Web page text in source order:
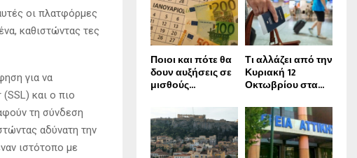
οι πλατφόρμες
καθιστώντας τες
για να
και ο πιο
τη σύνδεση
αδύνατη την
ιστότοπο με
Ποιοι και πότε θα
δουν αυξήσεις σε
μισθούς...
Τι αλλάζει από την
Κυριακή 12
Οκτωβρίου στα...